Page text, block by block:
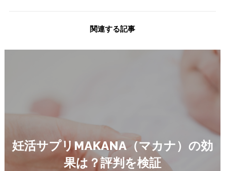
関連する記事
妊活サプリMAKANA（マカナ）の効
果は？評判を検証